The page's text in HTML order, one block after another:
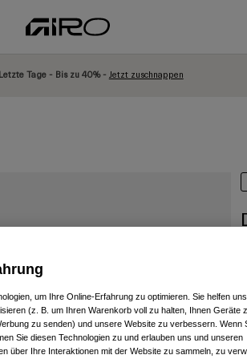
Tage - Bis zu 40% - Jetzt zuschnappen
um Ihre Online-Erfahrung zu optimieren. Sie helfen
(z. B. um Ihren Warenkorb voll zu halten, Ihnen Geräte
zu senden) und unsere Website zu verbessern. Wenn
Sie diesen Technologien zu und erlauben uns und unseren
über Ihre Interaktionen mit der Website zu sammeln, zu